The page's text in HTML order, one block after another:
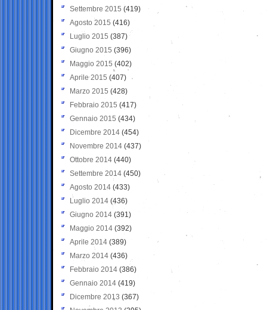
Settembre 2015 (419)
Agosto 2015 (416)
Luglio 2015 (387)
Giugno 2015 (396)
Maggio 2015 (402)
Aprile 2015 (407)
Marzo 2015 (428)
Febbraio 2015 (417)
Gennaio 2015 (434)
Dicembre 2014 (454)
Novembre 2014 (437)
Ottobre 2014 (440)
Settembre 2014 (450)
Agosto 2014 (433)
Luglio 2014 (436)
Giugno 2014 (391)
Maggio 2014 (392)
Aprile 2014 (389)
Marzo 2014 (436)
Febbraio 2014 (386)
Gennaio 2014 (419)
Dicembre 2013 (367)